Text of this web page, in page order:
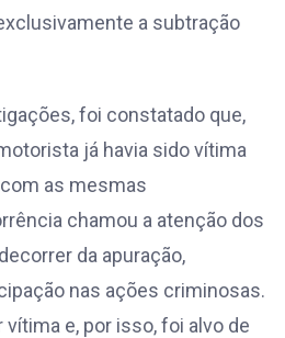
a subtração
foi constatado que,
já havia sido vítima
as mesmas
chamou a atenção dos
da apuração,
nas ações criminosas.
e, por isso, foi alvo de